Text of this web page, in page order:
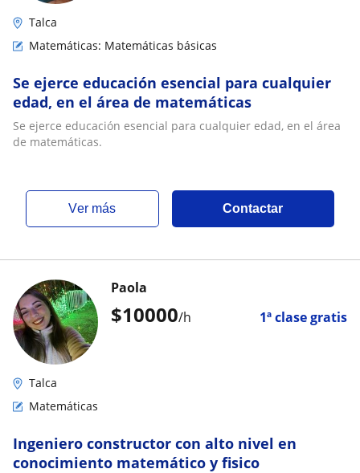
Talca
Matemáticas: Matemáticas básicas
Se ejerce educación esencial para cualquier
edad, en el área de matemáticas
Se ejerce educación esencial para cualquier edad, en el área
de matemáticas.
ver más Contactar
$10000/h 1ª clase gratis
Paola
Talca
Matemáticas
Ingeniero constructor con alto nivel en
conocimiento matemático y fisico